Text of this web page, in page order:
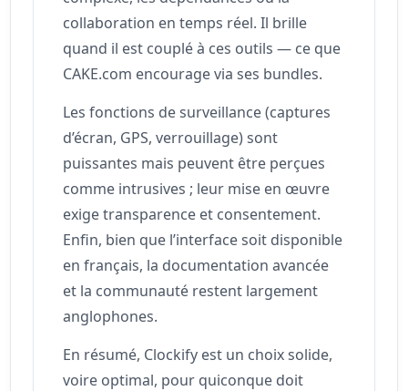
collaboration en temps réel. Il brille
quand il est couplé à ces outils — ce que
CAKE.com encourage via ses bundles.
Les fonctions de surveillance (captures
d’écran, GPS, verrouillage) sont
puissantes mais peuvent être perçues
comme intrusives ; leur mise en œuvre
exige transparence et consentement.
Enfin, bien que l’interface soit disponible
en français, la documentation avancée
et la communauté restent largement
anglophones.
En résumé, Clockify est un choix solide,
voire optimal, pour quiconque doit